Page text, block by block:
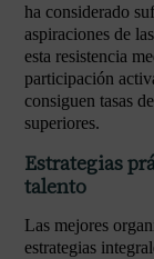
ha considerado
aspiraciones de
esta resistencia
participación
consiguen tasas
superiores.
Estrategias
talento
Las mejores
estrategias